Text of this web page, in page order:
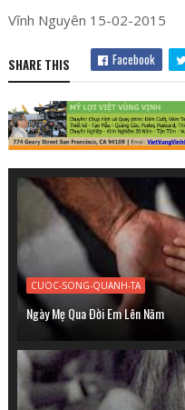
Vĩnh Nguyên 15-02-2015
SHARE THIS Facebook
CUOC-SONG-QUANH-TA
Ngày Mẹ Qua Ðời Em Lên Năm